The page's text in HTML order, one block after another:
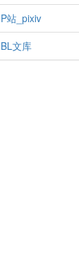
P站_pixiv
BL文库